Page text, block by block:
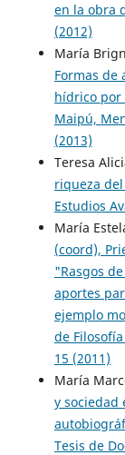
en la obra
(2012)
María
Formas
hídrico por
Maipú,
(2013)
Teresa
riqueza
Estudios
María
(coord),
"Rasgos
aportes
ejemplo
de
15 (2011)
María
y sociedad
Tesis de